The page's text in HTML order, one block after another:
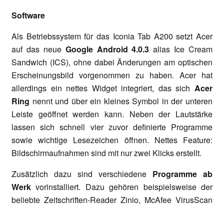
Software
Als Betriebssystem für das Iconia Tab A200 setzt Acer
auf das neue Google Android 4.0.3alias Ice Cream
Sandwich (ICS), ohne dabei Änderungen am optischen
Erscheinungsbild vorgenommen zu haben. Acer hat
allerdings ein nettes Widget integriert, das sich Acer
Ring nennt und über ein kleines Symbol in der unteren
Leiste geöffnet werden kann. Neben der Lautstärke
lassen sich schnell vier zuvor definierte Programme
sowie wichtige Lesezeichen öffnen. Nettes Feature:
Bildschirmaufnahmen sind mit nur zwei Klicks erstellt.
Zusätzlich dazu sind verschiedene Programme ab
Werk vorinstalliert. Dazu gehören beispielsweise der
beliebte Zeitschriften-Reader Zinio, McAfee VirusScan